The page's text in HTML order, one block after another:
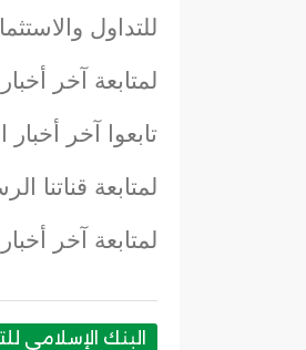
للتداول
لمتابعة آخر
تابعوا آخر
لمتابعة قناتنا
لمتابعة آخر
البنك الإسلامي